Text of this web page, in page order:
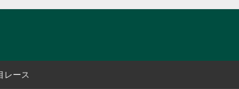
レース